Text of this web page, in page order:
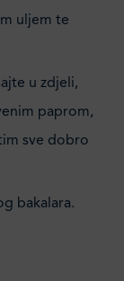
uljem te
u zdjeli,
paprom,
sve dobro
bakalara.